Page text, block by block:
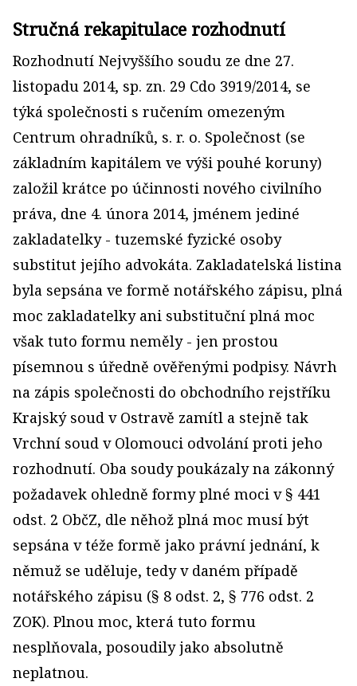
Stručná rekapitulace rozhodnutí
Rozhodnutí Nejvyššího soudu ze dne 27.
listopadu 2014, sp. zn. 29 Cdo 3919/2014, se
týká společnosti s ručením omezeným
Centrum ohradníků, s. r. o. Společnost (se
základním kapitálem ve výši pouhé koruny)
založil krátce po účinnosti nového civilního
práva, dne 4. února 2014, jménem jediné
zakladatelky - tuzemské fyzické osoby
substitut jejího advokáta. Zakladatelská listina
byla sepsána ve formě notářského zápisu, plná
moc zakladatelky ani substituční plná moc
však tuto formu neměly - jen prostou
písemnou s úředně ověřenými podpisy. Návrh
na zápis společnosti do obchodního rejstříku
Krajský soud v Ostravě zamítl a stejně tak
Vrchní soud v Olomouci odvolání proti jeho
rozhodnutí. Oba soudy poukázaly na zákonný
požadavek ohledně formy plné moci v § 441
odst. 2 ObčZ, dle něhož plná moc musí být
sepsána v téže formě jako právní jednání, k
němuž se uděluje, tedy v daném případě
notářského zápisu (§ 8 odst. 2, § 776 odst. 2
ZOK). Plnou moc, která tuto formu
nesplňovala, posoudily jako absolutně
neplatnou.